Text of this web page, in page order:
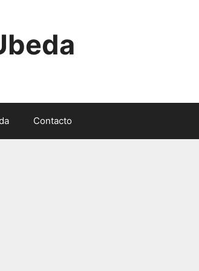
Contacto